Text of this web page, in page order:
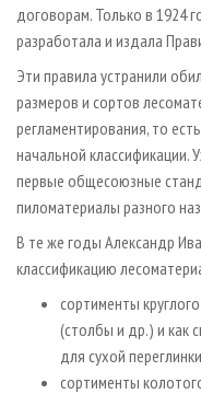
договорам. Только в 1924
разработала и издала
Эти правила устранили
размеров и сортов
регламентирования, то
начальной
первые общесоюзные
пиломатериалы разного
В те же годы Александр
классификацию
сортименты
(столбы и др.) и как
для сухой
сортименты